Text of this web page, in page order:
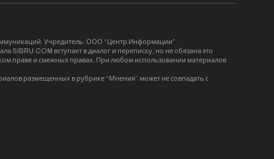
Учредитель: ООО “Центр Информации”
SIBRU.COM вступает в диалог и переписку, но не обязана это
праве и смежных правах. При любом использовании материалов
размещенных в рубрике “Мнения” может не совпадать с